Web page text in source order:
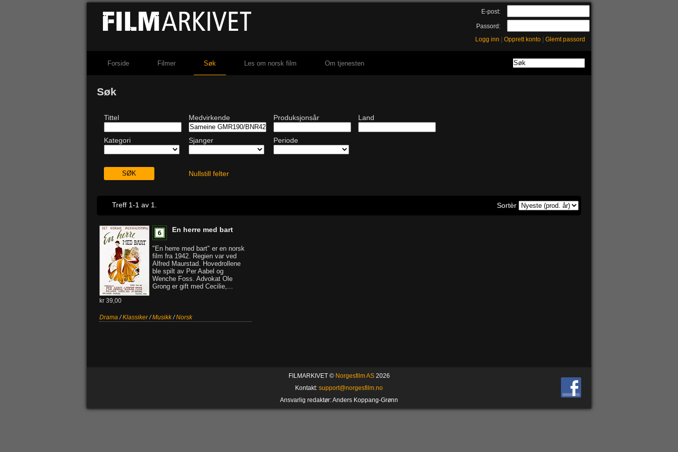
E-post:
Passord:
Logg inn
Opprett konto Glemt passord
Forside Filmer Søk Les om norsk film Om tjenesten
Søk
Tittel Medvirkende Produksjonsår Land
Kategori Sjanger Periode
Nullstill felter
Treff 1-1 av 1. Sortèr
En herre med bart
"En herre med bart" er en norsk
film fra 1942. Regien var ved
Alfred Maurstad. Hovedrollene
ble spilt av Per Aabel og
Wenche Foss. Advokat Ole
Grong er gift med Cecilie,...
kr 39,00
Drama/Klassiker/Musikk/Norsk
FILMARKIVET © Norgesfilm AS2026
Kontakt: support@norgesfilm.no
Ansvarlig redaktør: Anders Koppang-Grønn